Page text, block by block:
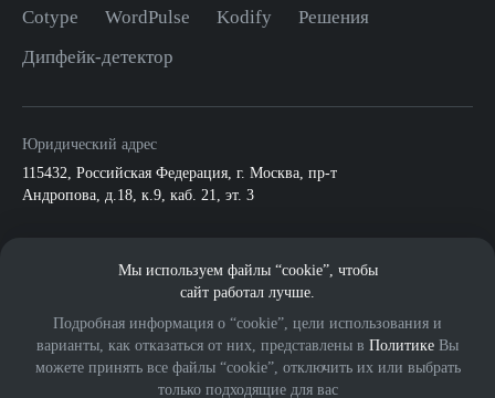
Cotype
WordPulse Kodify
Решения
Дипфейк-детектор
Юридический адрес
115432, Российская Федерация, г. Москва, пр-т
Андропова, д.18, к.9, каб. 21, эт. 3
Мы используем файлы “cookie”, чтобы
сайт работал лучше.
Подробная информация о “cookie”, цели использования и
варианты, как отказаться от них, представлены в Политике Вы
можете принять все файлы “cookie”, отключить их или выбрать
только подходящие для вас